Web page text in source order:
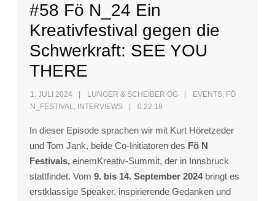
#58 Fö N_24 Ein
Kreativfestival gegen die
Schwerkraft: SEE YOU
THERE
1. JULI 2024 LUNGER & SCHEIBER OG EVENTS, FÖ
N_FESTIVAL, INTERVIEWS 0:22:18
In dieser Episode sprachen wir mit Kurt Höretzeder
und Tom Jank, beide Co-Initiatoren des Fö N
Festivals,einemKreativ-Summit, der in Innsbruck
stattfindet. Vom9. bis 14. September 2024bringt es
erstklassige Speaker, inspirierende Gedanken und